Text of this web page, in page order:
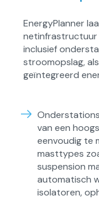
EnergyPlanner
netinfrastructuur
inclusief
stroomopslag,
geïntegreerd
van een
eenvoudig te
masttypes
suspension
automatisch
isolatoren,